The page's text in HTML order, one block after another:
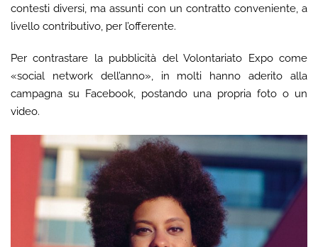
contesti diversi, ma assunti con un contratto conveniente, a
livello contributivo, per l’offerente.
Per contrastare la pubblicità del Volontariato Expo come
«social network dell’anno», in molti hanno aderito alla
campagna su Facebook, postando una propria foto o un
video.